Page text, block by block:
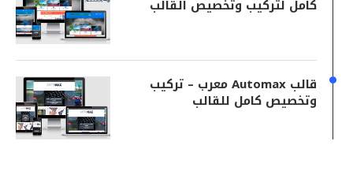
كامل لتركيب وتخصيص القالب
قالب Automax معرب – تركيب
وتخصيص كامل للقالب